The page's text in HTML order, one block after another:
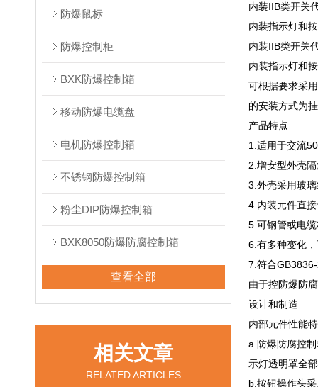
防爆鼠标
防爆控制柜
BXK防爆控制箱
移动防爆电缆盘
电机防爆控制箱
不锈钢防爆控制箱
粉尘DIP防爆控制箱
BXK8050防爆防腐控制箱
查看全部
相关文章
RELATED ARTICLES
内装IIB类开关
内装指示灯和
内装IIB类开关
内装指示灯和
可根据要求采
的安装方式为
产品特点
1.适用于交流
2.增安型外壳
3.外壳采用玻
4.内装元件直
5.可钢管或电
6.有多种变化
7.符合
由于控防爆防
设计和制造
内部元件性能
a.防爆防腐控
示灯透明罩全
b.按钮操作头